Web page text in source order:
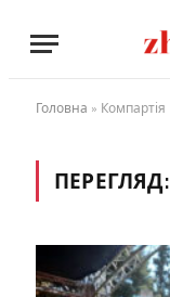
Головна » Компартія
ПЕРЕГЛЯД: